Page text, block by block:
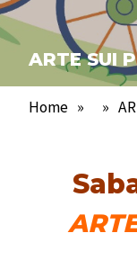
ARTE SUI
Home » »